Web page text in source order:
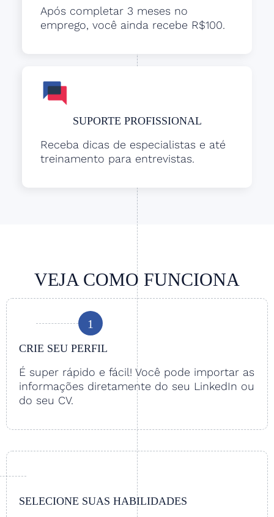
Após completar 3 meses no
emprego, você ainda recebe R$100.
SUPORTE PROFISSIONAL
Receba dicas de especialistas e até
treinamento para entrevistas.
VEJA COMO FUNCIONA
1
CRIE SEU PERFIL
É super rápido e fácil! Você pode importar as
informações diretamente do seu LinkedIn ou
do seu CV.
SELECIONE SUAS HABILIDADES